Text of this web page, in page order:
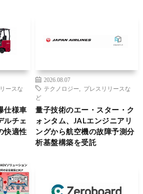
ースな
仕様車
ルチェ
快適性
2026.08.07
テクノロジー
プレスリリースな
ど
量子技術のエー・スター・ク
ォンタム、JALエンジニアリ
ングから航空機の故障予測分
析基盤構築を受託